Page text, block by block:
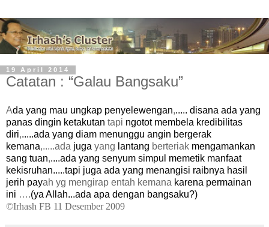
19 April 2014
Catatan : “Galau Bangsaku”
Ada yang mau ungkap penyelewengan,..... disana ada yang
panas dingin ketakutan tapi ngotot membela kredibilitas
diri,.....ada yang diam menunggu angin bergerak
kemana,.....ada juga yang lantang berteriak mengamankan
sang tuan,....ada yang senyum simpul memetik manfaat
kekisruhan.....tapi juga ada yang menangisi raibnya hasil
jerih payah yg mengirap entah kemana karena permainan
ini ….(ya Allah...ada apa dengan bangsaku?)
©Irhash FB 11 Desember 2009